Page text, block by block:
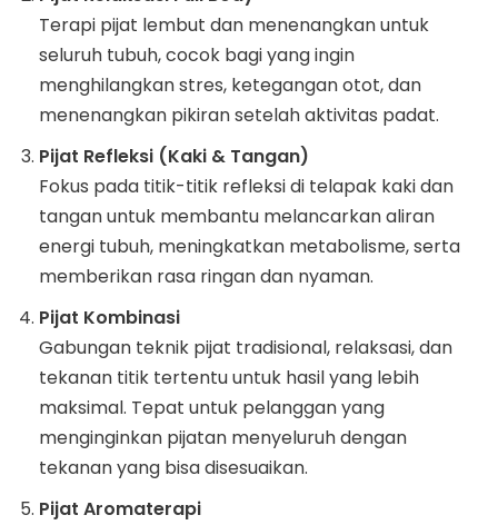
Terapi pijat lembut dan menenangkan untuk
seluruh tubuh, cocok bagi yang ingin
menghilangkan stres, ketegangan otot, dan
menenangkan pikiran setelah aktivitas padat.
Pijat Refleksi (Kaki & Tangan)
Fokus pada titik-titik refleksi di telapak kaki dan
tangan untuk membantu melancarkan aliran
energi tubuh, meningkatkan metabolisme, serta
memberikan rasa ringan dan nyaman.
Pijat Kombinasi
Gabungan teknik pijat tradisional, relaksasi, dan
tekanan titik tertentu untuk hasil yang lebih
maksimal. Tepat untuk pelanggan yang
menginginkan pijatan menyeluruh dengan
tekanan yang bisa disesuaikan.
Pijat Aromaterapi